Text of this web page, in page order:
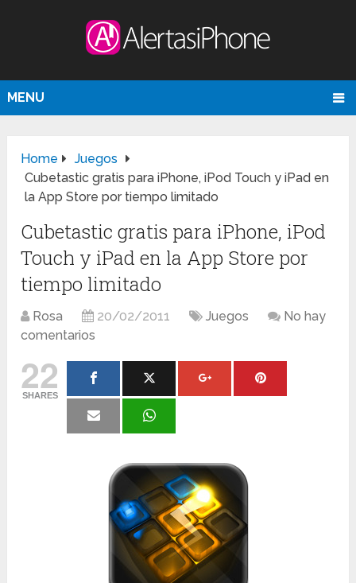
MENU
Home
Juegos
Cubetastic gratis para iPhone, iPod Touch y iPad en
la App Store por tiempo limitado
Cubetastic gratis para iPhone, iPod
Touch y iPad en la App Store por
tiempo limitado
Rosa 20/02/2011 Juegos
No hay
comentarios
22
SHARES